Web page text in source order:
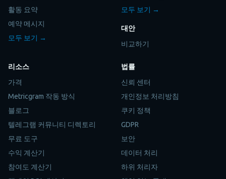
활동 요약
예약 메시지
모두 보기 →
모두 보기 →
대안
비교하기
리소스
가격
Metricgram 작동 방식
블로그
텔레그램 커뮤니티 디렉토리
무료 도구
수익 계산기
참여도 계산기
법률
신뢰 센터
개인정보 처리방침
쿠키 정책
GDPR
보안
데이터 처리
하위 처리자